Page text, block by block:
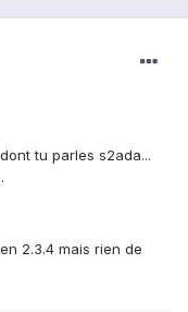
tu parles s2ada...
2.3.4 mais rien de